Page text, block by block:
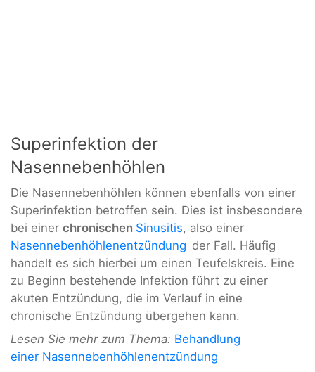
Superinfektion der
Nasennebenhöhlen
Die Nasennebenhöhlen können ebenfalls von einer
Superinfektion betroffen sein. Dies ist insbesondere
bei einer chronischen Sinusitis, also einer
Nasennebenhöhlenentzündung der Fall. Häufig
handelt es sich hierbei um einen Teufelskreis. Eine
zu Beginn bestehende Infektion führt zu einer
akuten Entzündung, die im Verlauf in eine
chronische Entzündung übergehen kann.
Lesen Sie mehr zum Thema: Behandlung
einer Nasennebenhöhlenentzündung